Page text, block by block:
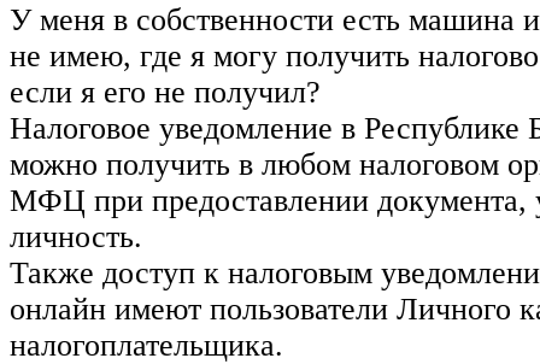
У меня в собственности есть машина
не имею, где я могу получить
если я его не получил?
Налоговое уведомление в Республике
можно получить в любом налоговом
МФЦ при предоставлении документа,
личность.
Также доступ к налоговым
онлайн имеют пользователи Личного
налогоплательщика.